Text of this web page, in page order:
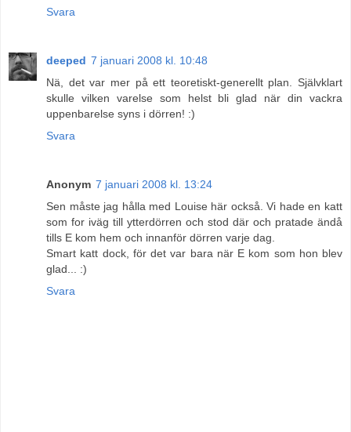
Svara
deeped 7 januari 2008 kl. 10:48
Nä, det var mer på ett teoretiskt-generellt plan. Självklart
skulle vilken varelse som helst bli glad när din vackra
uppenbarelse syns i dörren! :)
Svara
Anonym 7 januari 2008 kl. 13:24
Sen måste jag hålla med Louise här också. Vi hade en katt
som for iväg till ytterdörren och stod där och pratade ändå
tills E kom hem och innanför dörren varje dag.
Smart katt dock, för det var bara när E kom som hon blev
glad... :)
Svara